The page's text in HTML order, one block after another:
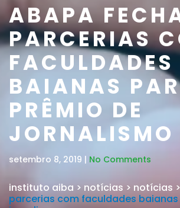
ABAPA
PARCERIAS
FACULDADES
BAIANAS
PRÊMIO DE
JORNALISMO
setembro 8, 2019 | No Comments
instituto aiba > notícias > notícias >
parcerias com faculdades